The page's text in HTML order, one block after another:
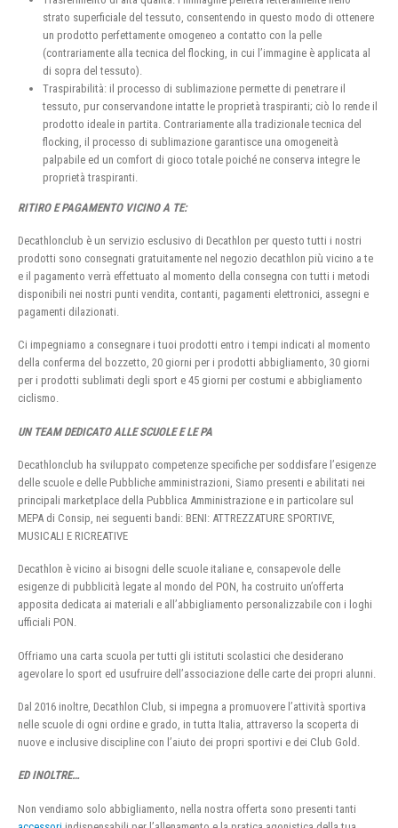
strato superficiale del tessuto, consentendo in questo modo di ottenere
un prodotto perfettamente omogeneo a contatto con la pelle
(contrariamente alla tecnica del flocking, in cui l’immagine è applicata al
di sopra del tessuto).
Traspirabilità: il processo di sublimazione permette di penetrare il
tessuto, pur conservandone intatte le proprietà traspiranti; ciò lo rende il
prodotto ideale in partita. Contrariamente alla tradizionale tecnica del
flocking, il processo di sublimazione garantisce una omogeneità
palpabile ed un comfort di gioco totale poiché ne conserva integre le
proprietà traspiranti.
RITIRO E PAGAMENTO VICINO A TE:
Decathlonclub è un servizio esclusivo di Decathlon per questo tutti i nostri
prodotti sono consegnati gratuitamente nel negozio decathlon più vicino a te
e il pagamento verrà effettuato al momento della consegna con tutti i metodi
disponibili nei nostri punti vendita, contanti, pagamenti elettronici, assegni e
pagamenti dilazionati.
Ci impegniamo a consegnare i tuoi prodotti entro i tempi indicati al momento
della conferma del bozzetto, 20 giorni per i prodotti abbigliamento, 30 giorni
per i prodotti sublimati degli sport e 45 giorni per costumi e abbigliamento
ciclismo.
UN TEAM DEDICATO ALLE SCUOLE E LE PA
Decathlonclub ha sviluppato competenze specifiche per soddisfare l’esigenze
delle scuole e delle Pubbliche amministrazioni, Siamo presenti e abilitati nei
principali marketplace della Pubblica Amministrazione e in particolare sul
MEPA di Consip, nei seguenti bandi: BENI: ATTREZZATURE SPORTIVE,
MUSICALI E RICREATIVE
Decathlon è vicino ai bisogni delle scuole italiane e, consapevole delle
esigenze di pubblicità legate al mondo del PON, ha costruito un’offerta
apposita dedicata ai materiali e all’abbigliamento personalizzabile con i loghi
ufficiali PON.
Offriamo una carta scuola per tutti gli istituti scolastici che desiderano
agevolare lo sport ed usufruire dell’associazione delle carte dei propri alunni.
Dal 2016 inoltre, Decathlon Club, si impegna a promuovere l’attività sportiva
nelle scuole di ogni ordine e grado, in tutta Italia, attraverso la scoperta di
nuove e inclusive discipline con l’aiuto dei propri sportivi e dei Club Gold.
ED INOLTRE…
Non vendiamo solo abbigliamento, nella nostra offerta sono presenti tanti